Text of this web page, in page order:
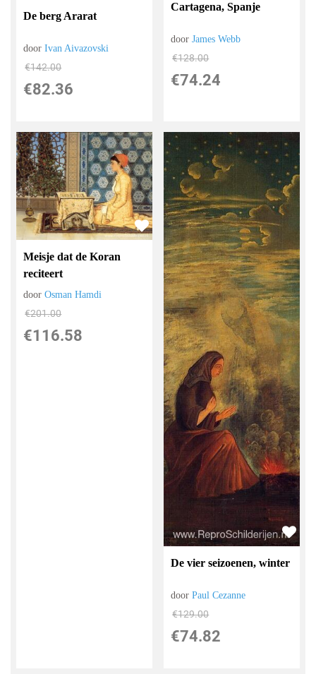
De berg Ararat
doorIvan Aivazovski
€142.00
€82.36
Cartagena, Spanje
doorJames Webb
€128.00
€74.24
Meisje dat de Koran
reciteert
doorOsman Hamdi
€201.00
€116.58
De vier seizoenen, winter
doorPaul Cezanne
€129.00
€74.82